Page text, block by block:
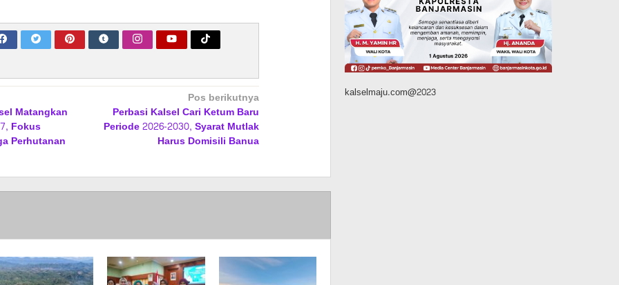
Matangkan
Fokus
Perhutanan
Pos berikutnya
Perbasi Kalsel Cari Ketum Baru
Periode 2026-2030, Syarat Mutlak
Harus Domisili Banua
Operasi Sikat Intan 2026
Berakhir, Polda Kalsel
Amankan Ribuan Miras
Hingga Beberapa Tuak
kalselmaju.com@2023